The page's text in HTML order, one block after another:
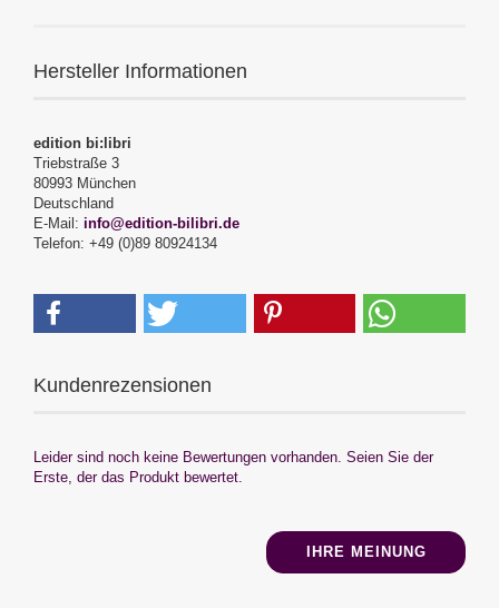
Hersteller Informationen
edition bi:libri
Triebstraße 3
80993 München
Deutschland
E-Mail: info@edition-bilibri.de
Telefon: +49 (0)89 80924134
Kundenrezensionen
Leider sind noch keine Bewertungen vorhanden. Seien Sie der
Erste, der das Produkt bewertet.
IHRE MEINUNG